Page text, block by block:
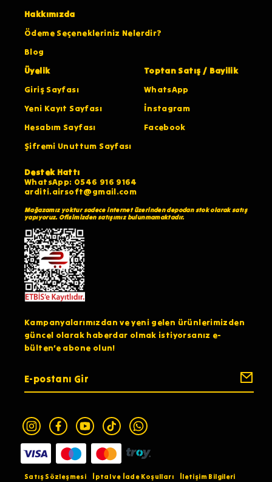
Hakkımızda
Ödeme Seçenekleriniz Nelerdir?
Blog
Üyelik
Giriş Sayfası
Yeni Kayıt Sayfası
Hesabım Sayfası
Şifremi Unuttum Sayfası
Toptan Satış / Bayilik
WhatsApp
İnstagram
Facebook
Destek Hattı
WhatsApp: 0546 916 9164
arditi.airsoft@gmail.com
Mağazamız yoktur sadece internet üzerinden depodan stok olarak satış
yapıyoruz. Ofisimizden satışımız bulunmamaktadır.
Kampanyalarımızdan ve yeni gelen ürünlerimizden
güncel olarak haberdar olmak istiyorsanız e-
bülten’e abone olun!
Satış Sözleşmesi İptal ve İade Koşulları İletişim Bilgileri